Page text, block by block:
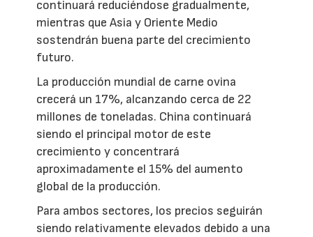
continuará reduciéndose gradualmente,
mientras que Asia y Oriente Medio
sostendrán buena parte del crecimiento
futuro.
La producción mundial de carne ovina
crecerá un 17%, alcanzando cerca de 22
millones de toneladas. China continuará
siendo el principal motor de este
crecimiento y concentrará
aproximadamente el 15% del aumento
global de la producción.
Para ambos sectores, los precios seguirán
siendo relativamente elevados debido a una